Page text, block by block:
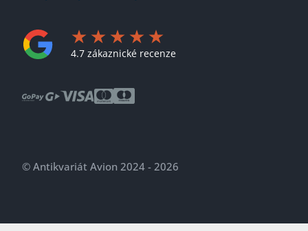
4.7 zákaznické recenze
© Antikvariát Avion 2024 - 2026